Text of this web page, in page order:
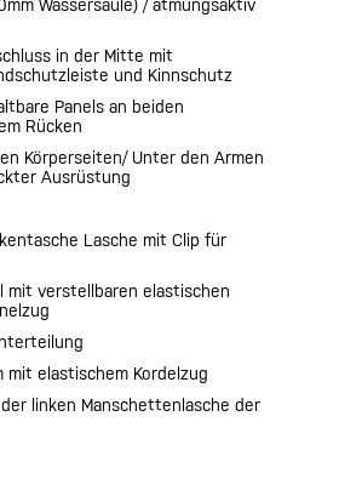
Wassersäule) / atmungsaktiv
in der Mitte mit
und Kinnschutz
Panels an beiden
Rücken
Körperseiten/ Unter den Armen
Ausrüstung
Lasche mit Clip für
mit verstellbaren elastischen
mit elastischem Kordelzug
der linken Manschettenlasche der